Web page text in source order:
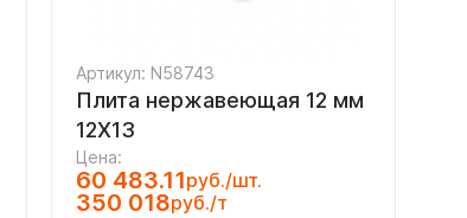
Артикул: N58743
Плита нержавеющая 12 мм
12Х13
Цена:
60 483.11руб./шт.
350 018руб./т